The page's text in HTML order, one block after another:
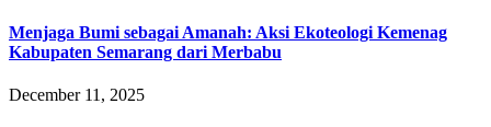
Menjaga Bumi sebagai Amanah: Aksi Ekoteologi Kemenag
Kabupaten Semarang dari Merbabu
December 11, 2025